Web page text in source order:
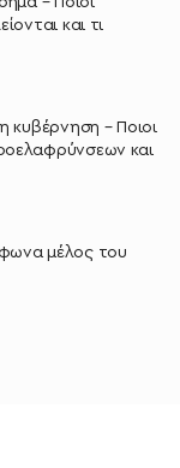
και τι
κυβέρνηση – Ποιοι
και
μέλος του